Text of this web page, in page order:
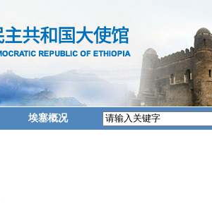
埃塞概况